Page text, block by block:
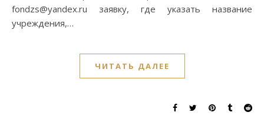
fondzs@yandex.ru заявку, где указать название
учреждения,…
ЧИТАТЬ ДАЛЕЕ